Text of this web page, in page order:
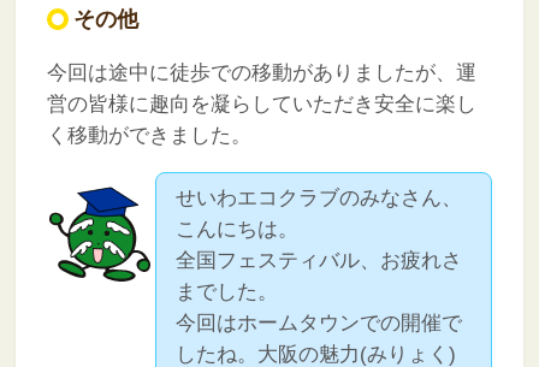
その他
今回は途中に徒歩での移動がありましたが、運
営の皆様に趣向を凝らしていただき安全に楽し
く移動ができました。
せいわエコクラブのみなさん、
こんにちは。
全国フェスティバル、お疲れさ
までした。
今回はホームタウンでの開催で
したね。大阪の魅力(みりょく)